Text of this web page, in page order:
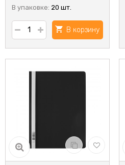
В упаковке: 20 шт.
В корзину